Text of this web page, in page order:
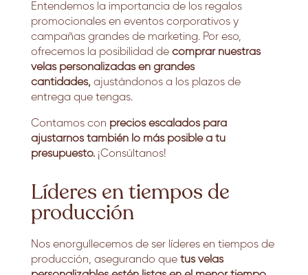
Entendemos la importancia de los regalos
promocionales en eventos corporativos y
campañas grandes de marketing. Por eso,
ofrecemos la posibilidad de comprar nuestras
velas personalizadas en grandes
cantidades,ajustándonos a los plazos de
entrega que tengas.
Contamos con precios escalados para
ajustarnos también lo más posible a tu
presupuesto. ¡Consúltanos!
Líderes en tiempos de
producción
Nos enorgullecemos de ser líderes en tiempos de
producción, asegurando que tus velas